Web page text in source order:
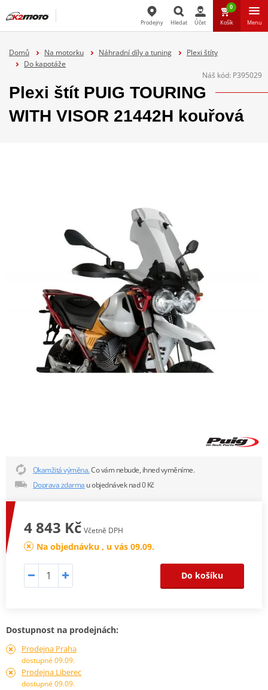
Prodejny Hledat Účet
0
Košík Menu
Domů Na motorku Náhradní díly a tuning
Plexi štíty
Do kapotáže
Náš kód: P395029
Plexi štít PUIG TOURING
WITH VISOR 21442H kouřová
Okamžitá výměna.Co vám nebude, ihned vyměníme.
Doprava zdarma u objednávek nad 0 Kč
4 843 Kč Včetně DPH
Na objednávku , u vás 09.09.
Do košíku
Dostupnost na prodejnách:
Prodejna Praha
dostupné 09.09.
Prodejna Liberec
dostupné 09.09.